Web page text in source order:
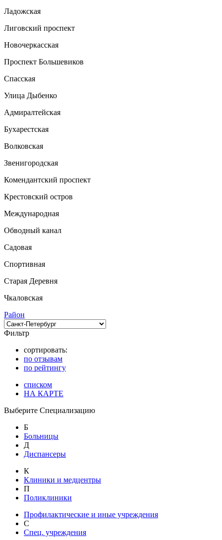
Ладожская
Лиговский проспект
Новочеркасская
Проспект Большевиков
Спасская
Улица Дыбенко
Адмиралтейская
Бухарестская
Волковская
Звенигородская
Комендантский проспект
Крестовский остров
Международная
Обводный канал
Садовая
Спортивная
Старая Деревня
Чкаловская
Район
Фильтр
сортировать:
по отзывам
по рейтингу
списком
НА КАРТЕ
Выберите Специализацию
Б
Больницы
Д
Диспансеры
К
Клиники и медцентры
П
Поликлиники
Профилактические и иные учреждения
С
Спец. учреждения